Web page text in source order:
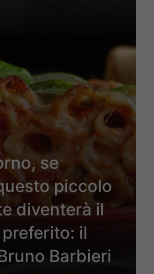
se
piccolo
diventerà il
il
Barbieri